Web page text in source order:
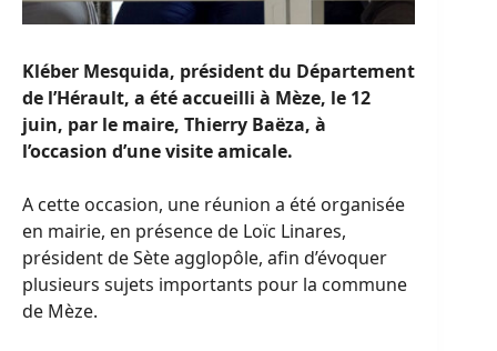
Kléber Mesquida, président du Département
de l’Hérault, a été accueilli à Mèze, le 12
juin, par le maire, Thierry Baëza, à
l’occasion d’une visite amicale.
A cette occasion, une réunion a été organisée
en mairie, en présence de Loïc Linares,
président de Sète agglopôle, afin d’évoquer
plusieurs sujets importants pour la commune
de Mèze.